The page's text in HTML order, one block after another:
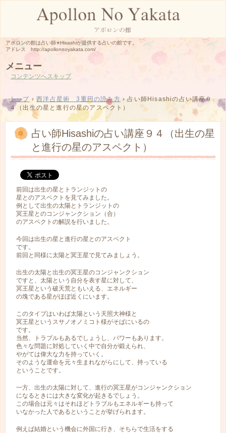
アポロンの館は占い師✭Hisashiが提供する占いの館です。
アドレス http://apollonnoyakata.com/
メニュー
コンテンツへスキップ
トップ › 西洋占星術 3重円の読み方 › 占い師Hisashiの占い講座９
４（出生の星と進行の星のアスペクト）
占い師Hisashiの占い講座９４（出生の星
と進行の星のアスペクト）
前回は出生の星とトランジットの
星とのアスペクトを見てみました。
例として出生の太陽とトランジットの
冥王星とのコンジャンクション（合）
のアスペクトの解説を行いました。
今回は出生の星と進行の星とのアスペクト
です。
前回と同様に太陽と冥王星で見てみましょう。
出生の太陽と出生の冥王星のコンジャンクション
ですと、太陽という自分を表す星に対して、
冥王星という破天荒ともいえる、エネルギー
の塊である星がほぼ近くにいます。
このタイプはいわば太陽という天照大神様と
冥王星というスサノオノミコト様がそばにいるの
です。
当然、トラブルもあるでしょうし、パワーもあります。
色々な問題に対処していく中で自分が鍛えられ、
やがては偉大な力を持っていく。
そのような運命を元々生まれながらにして、持っている
ということです。
一方、出生の太陽に対して、進行の冥王星がコンジャンクション
になるときには大きな変化が起きるでしょう。
この場合は元々はそれほどトラブルもエネルギーも持って
いなかった人であるということが挙げられます。
例えば結婚という機会に外国に行き、そちらで生活をする